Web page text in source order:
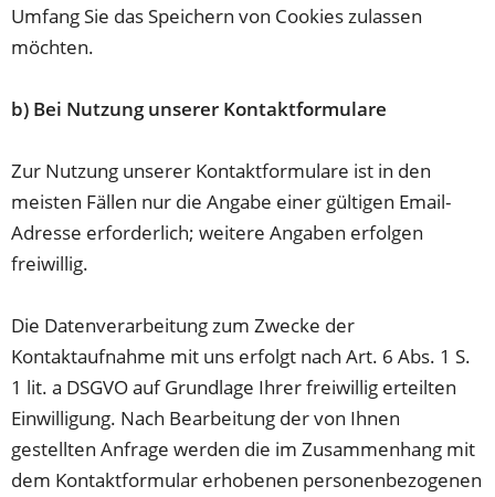
Umfang Sie das Speichern von Cookies zulassen
möchten.
b) Bei Nutzung unserer Kontaktformulare
Zur Nutzung unserer Kontaktformulare ist in den
meisten Fällen nur die Angabe einer gültigen Email-
Adresse erforderlich; weitere Angaben erfolgen
freiwillig.
Die Datenverarbeitung zum Zwecke der
Kontaktaufnahme mit uns erfolgt nach Art. 6 Abs. 1 S.
1 lit. a DSGVO auf Grundlage Ihrer freiwillig erteilten
Einwilligung. Nach Bearbeitung der von Ihnen
gestellten Anfrage werden die im Zusammenhang mit
dem Kontaktformular erhobenen personenbezogenen